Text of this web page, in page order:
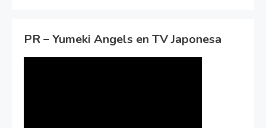
PR – Yumeki Angels en TV Japonesa